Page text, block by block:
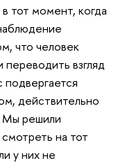
тот момент, когда
что человек
взгляд
действительно
Мы решили
на тот
у них не